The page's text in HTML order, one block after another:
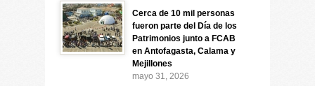
Cerca de 10 mil personas
fueron parte del Día de los
Patrimonios junto a FCAB
en Antofagasta, Calama y
Mejillones
mayo 31, 2026